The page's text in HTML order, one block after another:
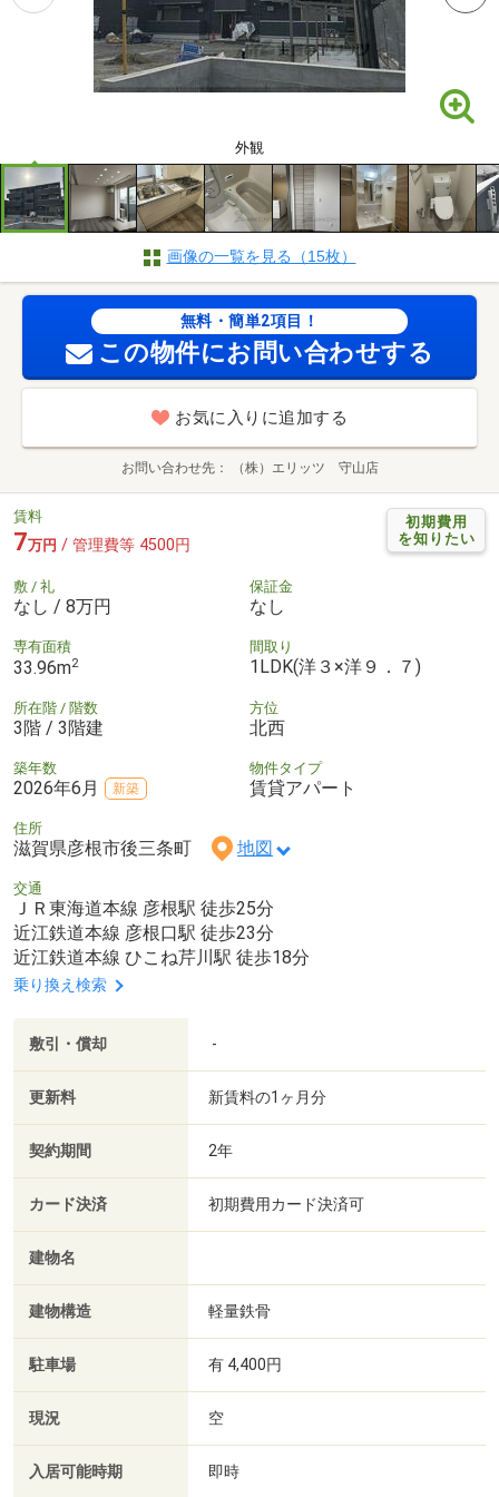
外観
画像の一覧を見る（15枚）
無料・簡単2項目！
この物件にお問い合わせする
お気に入りに追加する
お問い合わせ先 （株）エリッツ 守山店
初期費用
を知りたい
賃料
7万円 / 管理費等 4500円
敷 / 礼
なし / 8万円
保証金
なし
専有面積
33.96m2
間取り
1LDK(洋３×洋９．７)
所在階 / 階数
3階 / 3階建
方位
北西
築年数
2026年6月 新築
物件タイプ
賃貸アパート
住所
滋賀県彦根市後三条町 地図
交通
ＪＲ東海道本線 彦根駅 徒歩25分
近江鉄道本線 彦根口駅 徒歩23分
近江鉄道本線 ひこね芹川駅 徒歩18分
乗り換え検索
敷引・償却 -
更新料 新賃料の1ヶ月分
契約期間 2年
カード決済 初期費用カード決済可
建物名
建物構造 軽量鉄骨
駐車場 有 4,400円
現況 空
入居可能時期 即時